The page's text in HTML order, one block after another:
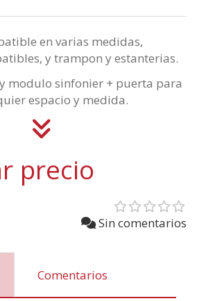
en varias medidas,
y trampon y estanterias.
modulo sinfonier + puerta para
espacio y medida.
precio
Sin comentarios
Comentarios